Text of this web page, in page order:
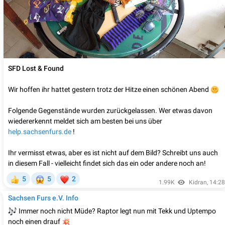
SFD Lost & Found
Wir hoffen ihr hattet gestern trotz der Hitze einen schönen Abend
Folgende Gegenstände wurden zurückgelassen. Wer etwas davon
wiedererkennt meldet sich am besten bei uns über
help.sachsenfurs.de!
Ihr vermisst etwas, aber es ist nicht auf dem Bild? Schreibt uns auch
in diesem Fall - vielleicht findet sich das ein oder andere noch an!
5 5 2 1.99K Kidran, 14:28
Sachsen Furs e.V. Info
Immer noch nicht Müde? Raptor legt nun mit Tekk und Uptempo
noch einen drauf